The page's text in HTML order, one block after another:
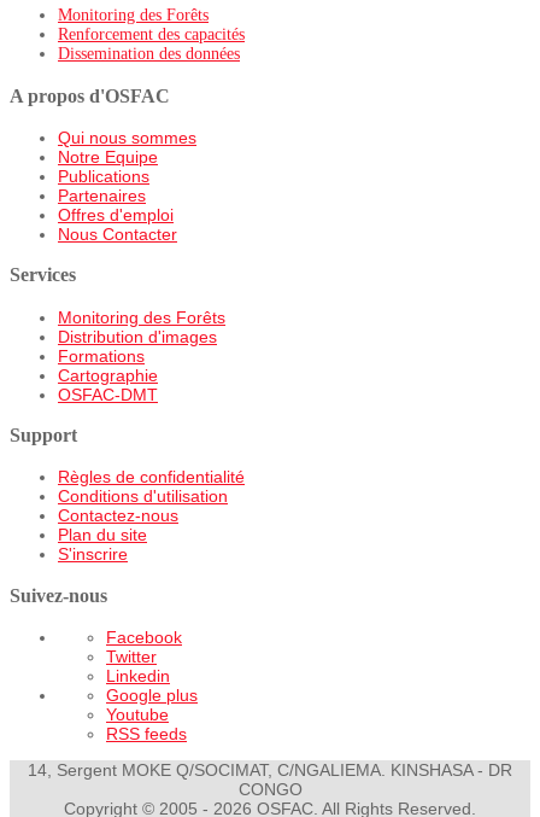
Monitoring des Forêts
Renforcement des capacités
Dissemination des données
A propos d'OSFAC
Qui nous sommes
Notre Equipe
Publications
Partenaires
Offres d'emploi
Nous Contacter
Services
Monitoring des Forêts
Distribution d'images
Formations
Cartographie
OSFAC-DMT
Support
Règles de confidentialité
Conditions d'utilisation
Contactez-nous
Plan du site
S'inscrire
Suivez-nous
Facebook
Twitter
Linkedin
Google plus
Youtube
RSS feeds
14, Sergent MOKE Q/SOCIMAT, C/NGALIEMA. KINSHASA - DR
CONGO
Copyright © 2005 - 2026 OSFAC. All Rights Reserved.